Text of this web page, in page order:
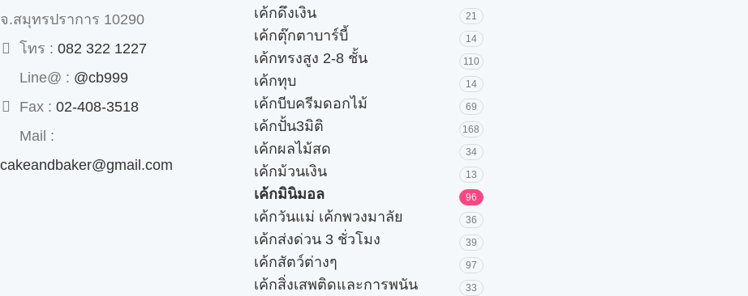
จ.สมุทรปราการ 10290
โทร : 082 322 1227
Line@ : @cb999
Fax : 02-408-3518
Mail :
cakeandbaker@gmail.com
เค้กดึงเงิน 21
เค้กตุ๊กตาบาร์บี้ 14
เค้กทรงสูง 2-8 ชั้น 110
เค้กทุบ 14
เค้กบีบครีมดอกไม้ 69
เค้กปั้น3มิติ 168
เค้กผลไม้สด 34
เค้กม้วนเงิน 13
เค้กมินิมอล 96
เค้กวันแม่ เค้กพวงมาลัย 36
เค้กส่งด่วน 3 ชั่วโมง 39
เค้กสัตว์ต่างๆ 97
เค้กสิ่งเสพติดและการพนัน 33